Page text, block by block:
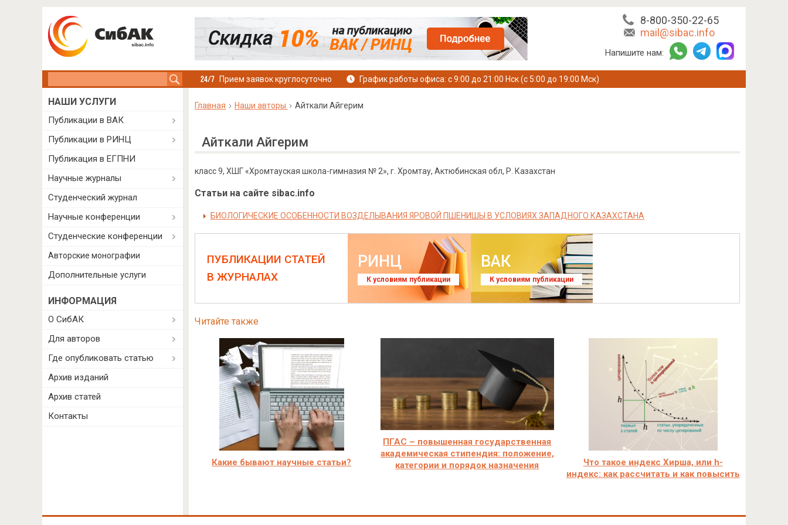
8-800-350-22-65
mail@sibac.info
Напишите нам:
Прием заявок круглосуточно График работы офиса: с 9:00 до 21:00 Нск (с 5:00 до 19:00 Мск)
Главная Наши авторы Айткали Айгерим
Айткали Айгерим
класс 9, ХШГ «Хромтауская школа-гимназия № 2», г. Хромтау, Актюбинская обл, Р. Казахстан
Статьи на сайте sibac.info
БИОЛОГИЧЕСКИЕ ОСОБЕННОСТИ ВОЗДЕЛЫВАНИЯ ЯРОВОЙ ПШЕНИШЫ В УСЛОВИЯХ ЗАПАДНОГО КАЗАХСТАНА
ПУБЛИКАЦИИ СТАТЕЙ
В ЖУРНАЛАХ
РИНЦ
К условиям публикации
ВАК
К условиям публикации
Читайте также
Какие бывают научные статьи?
ПГАС – повышенная государственная
академическая стипендия: положение,
категории и порядок назначения
Что такое индекс Хирша, или h-
индекс: как рассчитать и как повысить
НАШИ УСЛУГИ
Публикации в ВАК
Публикации в РИНЦ
Публикация в ЕГПНИ
Научные журналы
Студенческий журнал
Научные конференции
Студенческие конференции
Авторские монографии
Дополнительные услуги
ИНФОРМАЦИЯ
О СибАК
Для авторов
Где опубликовать статью
Архив изданий
Архив статей
Контакты